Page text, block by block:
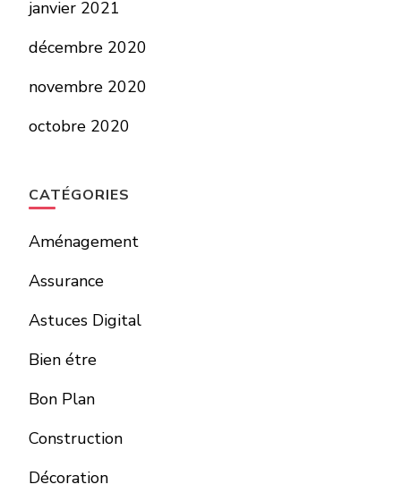
janvier 2021
décembre 2020
novembre 2020
octobre 2020
CATÉGORIES
Aménagement
Assurance
Astuces Digital
Bien étre
Bon Plan
Construction
Décoration